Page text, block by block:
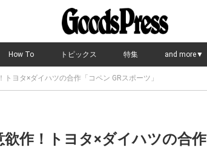
How To トピックス 特集 and more▼
ヨタ×ダイハツの合作「コペン GRスポーツ」
作！トヨタ×ダイハツの合作